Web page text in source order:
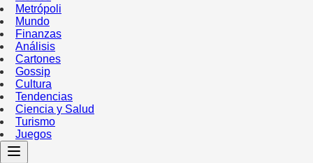
Metrópoli
Mundo
Finanzas
Análisis
Cartones
Gossip
Cultura
Tendencias
Ciencia y Salud
Turismo
Juegos